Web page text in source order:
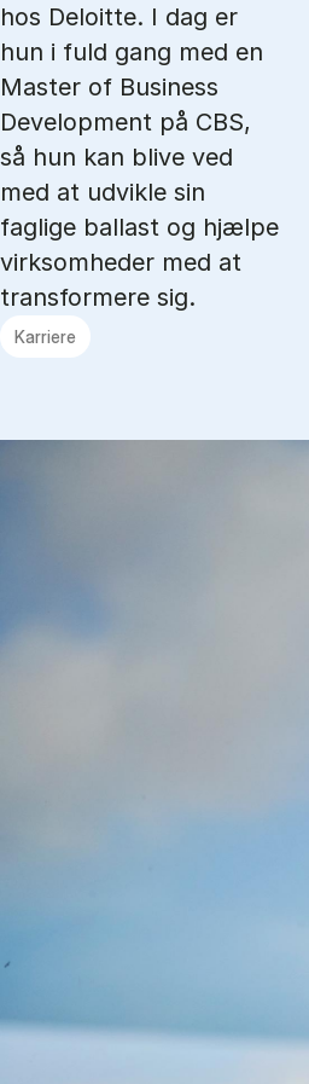
hos Deloitte. I dag er
hun i fuld gang med en
Master of Business
Development på CBS,
så hun kan blive ved
med at udvikle sin
faglige ballast og hjælpe
virksomheder med at
transformere sig.
Karriere